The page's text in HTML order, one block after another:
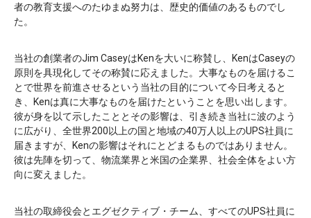
者の教育支援へのたゆまぬ努力は、歴史的価値のあるものでし
た。
当社の創業者のJim CaseyはKenを大いに称賛し、KenはCaseyの
原則を具現化してその称賛に応えました。大事なものを届けるこ
とで世界を前進させるという当社の目的について今日考えると
き、Kenは真に大事なものを届けたということを思い出します。
彼が身を以て示したこととその影響は、引き続き当社に波のよう
に広がり、全世界200以上の国と地域の40万人以上のUPS社員に
届きますが、Kenの影響はそれにとどまるものではありません。
彼は先陣を切って、物流業界と米国の企業界、社会全体をよい方
向に変えました。
当社の取締役会とエグゼクティブ・チーム、すべてのUPS社員に